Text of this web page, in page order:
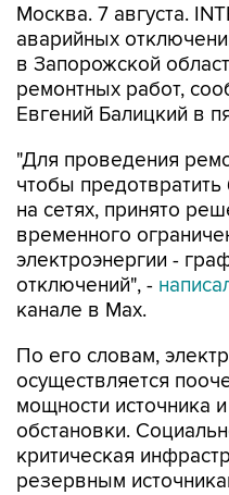
Москва. 7 августа.
аварийных
в Запорожской
ремонтных работ,
Евгений Балицкий в
"Для проведения
чтобы
на сетях, принято
временного
электроэнергии -
отключений", -
канале в Max.
По его словам,
осуществляется
мощности источника
обстановки.
критическая
резервным